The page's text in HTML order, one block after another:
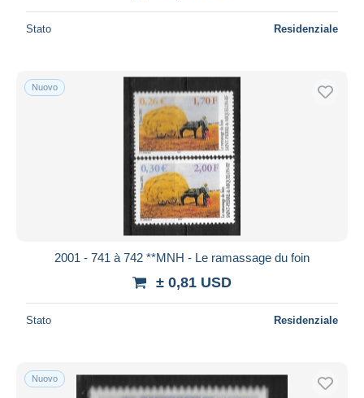
Stato Residenziale
Nuovo
2001 - 741 à 742 **MNH - Le ramassage du foin
± 0,81 USD
Stato Residenziale
Nuovo